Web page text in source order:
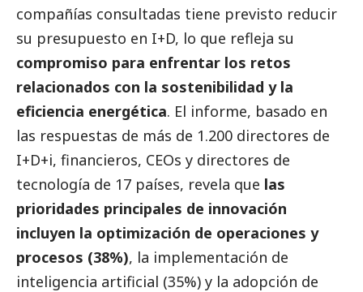
compañías consultadas tiene previsto reducir
su presupuesto en I+D, lo que refleja su
compromiso para enfrentar los retos
relacionados con la sostenibilidad y la
eficiencia energética. El informe, basado en
las respuestas de más de 1.200 directores de
I+D+i, financieros, CEOs y directores de
tecnología de 17 países, revela que las
prioridades principales de innovación
incluyen la optimización de operaciones y
procesos (38%), la implementación de
inteligencia artificial (35%) y la adopción de